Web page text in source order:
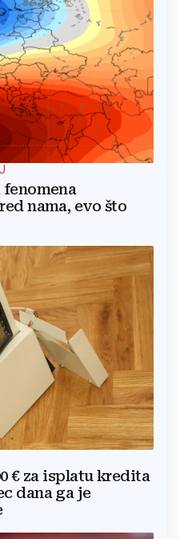
nama, evo što
€ za isplatu kredita
dana ga je